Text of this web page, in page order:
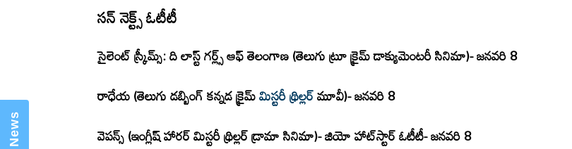
సన్ నెక్ట్స్ ఓటీటీ
సైలెంట్ స్క్రీమ్స్: ది లాస్ట్ గర్ల్స్ ఆఫ్ తెలంగాణ (తెలుగు ట్రూ క్రైమ్ డాక్యుమెంటరీ సినిమా)- జనవరి 8
రాధేయ (తెలుగు డబ్బింగ్ కన్నడ క్రైమ్మిస్టరీ థ్రిల్లర్మూవీ)- జనవరి 8
వెపన్స్ (ఇంగ్లీష్ హారర్ మిస్టరీ థ్రిల్లర్ డ్రామా సినిమా)- జియో హాట్‌స్టార్ ఓటీటీ- జనవరి 8